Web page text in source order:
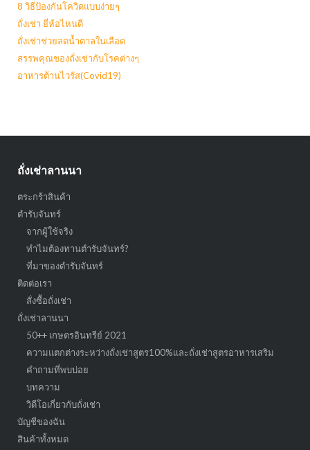
8 วิธีป้องกันโควิดแบบง่ายๆ
ถั่งเช่า ยี่ห้อไหนดี
ถั่งเช่าช่วยลดน้ำตาลในเลือด
สรรพคุณของถั่งเช่ากับโรคต่างๆ
อาหารต้านไวรัส(Covid19)
ถั่งเช่าลานนา
ตระกร้าสินค้า
ตำรับจันทร์
จากผู้ใช้จริง
ทำไมต้องทานตำรับจันทร์?
ที่มาของตำรับจันทร์
ติดต่อเรา
สั่งซื้อถั่งเช่า
ถั่งเช่าลานนา
50++ เกษตรอินทรีย์ 2021
ความแตกต่างระหว่างถั่งเช่าสูตร100%และถั่งเช่าสูตรอาหารเสริม
คำถามที่พบบ่อย
บทความ
วิดีโอเกี่ยวกับถั่งเช่า
บัญชีของฉัน
สินค้าทั้งหมด